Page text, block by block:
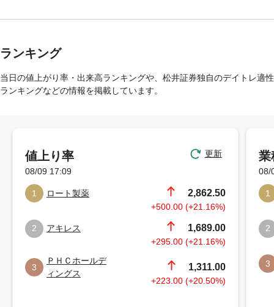
ランキング
当日の値上がり率・出来高ランキングや、松井証券独自のデイトレ適性
ランキングなどの情報を掲載しています。